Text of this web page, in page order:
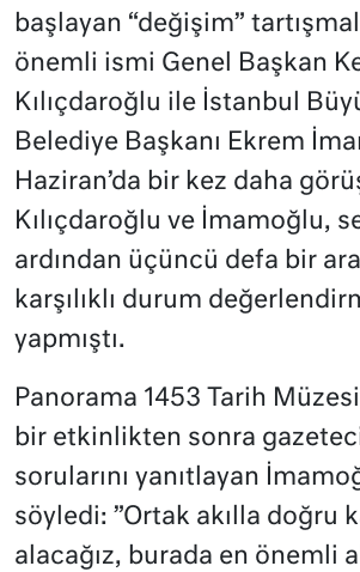
başlayan “değişim”
önemli ismi Genel Başkan
Kılıçdaroğlu ile İstanbul
Belediye Başkanı Ekrem
Haziran’da bir kez daha
Kılıçdaroğlu ve İmamoğlu,
ardından üçüncü defa bir
karşılıklı durum
yapmıştı.
Panorama 1453 Tarih
bir etkinlikten sonra
sorularını yanıtlayan
söyledi: ”Ortak akılla doğru
alacağız, burada en önemli